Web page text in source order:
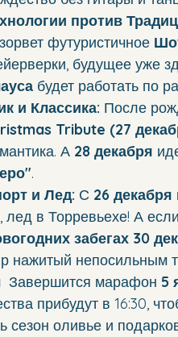
против
футуристичное
будущее уже
будет работать по
и Классика: После
Tribute (27
А 28 декабря
.
и Лед: С 26 декабря
лед в Торревьехе! А
забегах 30
нажитый непосильным
Завершится марафон 5
прибудут в 16:30,
сезон оливье и